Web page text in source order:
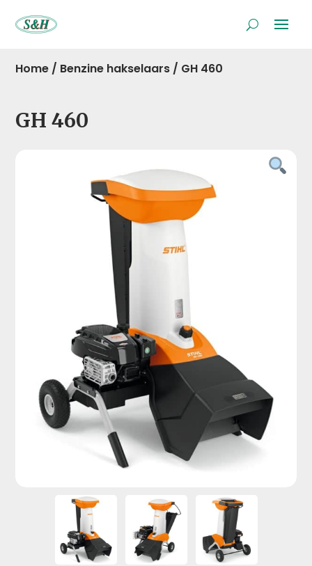
Home / Benzine hakselaars / GH 460
GH 460